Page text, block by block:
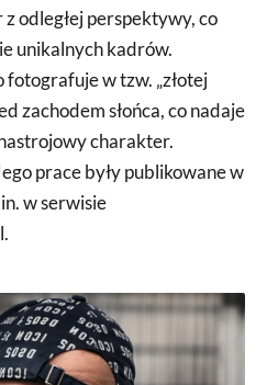
odległej perspektywy, co
unikalnych kadrów.
fotografuje w tzw. „złotej
zachodem słońca, co nadaje
charakter.
prace były publikowane w
w serwisie